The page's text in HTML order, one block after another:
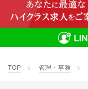
TOP 管理・事務